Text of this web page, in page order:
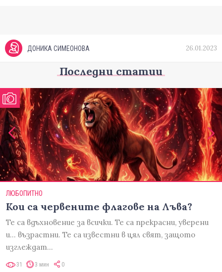
ДОНИКА СИМЕОНОВА 26.01.2023
Последни статии
ЛЮБОПИТНО
Кои са червените флагове на Лъва?
Те са вдъхновение за всички. Те са прекрасни, уверени
и... възрастни. Те са известни в цял свят, защото
изглеждат…
31 3 мин 0